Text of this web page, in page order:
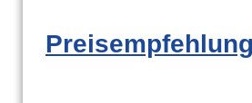
Preisempfehlung